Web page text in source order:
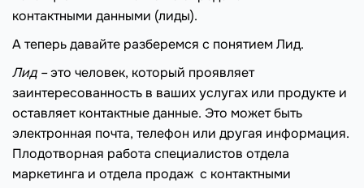
контактными данными (лиды).
А теперь давайте разберемся с понятием Лид.
Лид –это человек, который проявляет
заинтересованность в ваших услугах или продукте и
оставляет контактные данные. Это может быть
электронная почта, телефон или другая информация.
Плодотворная работа специалистов отдела
маркетинга и отдела продаж с контактными